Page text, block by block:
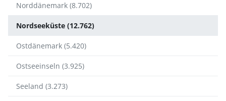
Norddänemark (8.702)
Nordseeküste (12.762)
Ostdänemark (5.420)
Ostseeinseln (3.925)
Seeland (3.273)